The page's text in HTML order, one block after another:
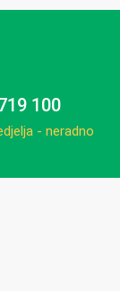
100
- neradno